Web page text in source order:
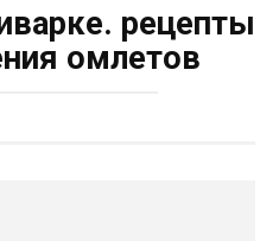
рецепты
омлетов